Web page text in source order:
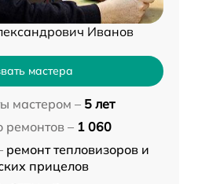
Иванов
мастера
мастером – 5 лет
– 1 060
ремонт тепловизоров и
прицелов